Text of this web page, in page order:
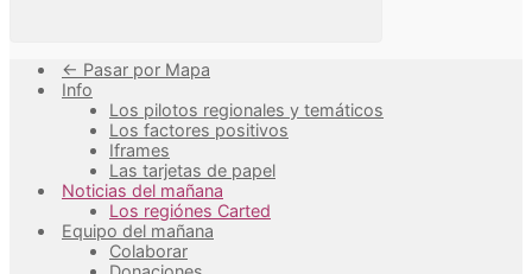
<- Pasar por Mapa
Info
Los pilotos regionales y temáticos
Los factores positivos
Iframes
Las tarjetas de papel
Noticias del mañana
Los regiónes Carted
Equipo del mañana
Colaborar